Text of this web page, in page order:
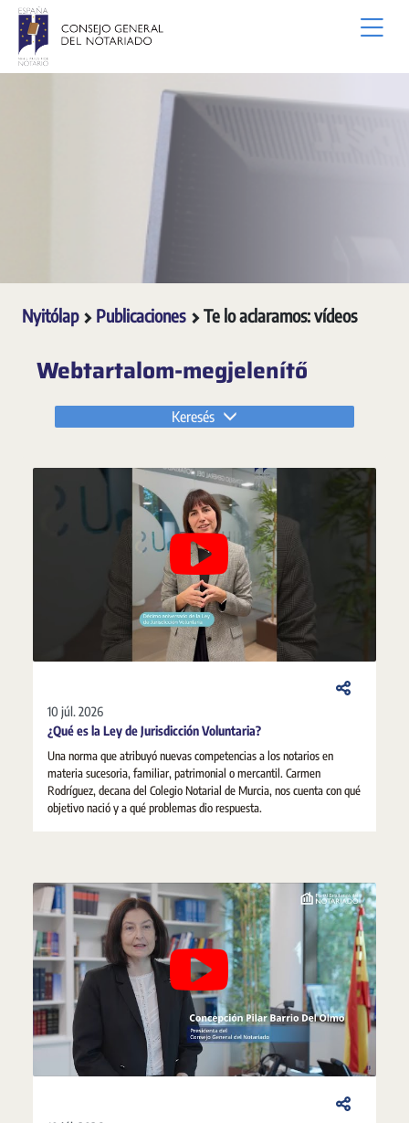
Ugrás a fő tartalomhoz
Nyitólap Publicaciones Te lo aclaramos: vídeos
Webtartalom-megjelenítő
Keresés
10 júl. 2026
¿Qué es la Ley de Jurisdicción Voluntaria?
Una norma que atribuyó nuevas competencias a los notarios en
materia sucesoria, familiar, patrimonial o mercantil. Carmen
Rodríguez, decana del Colegio Notarial de Murcia, nos cuenta con qué
objetivo nació y a qué problemas dio respuesta.